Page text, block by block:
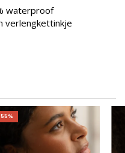
waterproof
verlengkettinkje